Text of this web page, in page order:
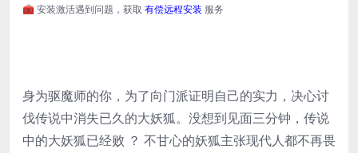
🧰 安装激活遇到问题，获取 有偿远程安装 服务
身为驱魔师的你，为了向门派证明自己的实力，决心讨
伐传说中消失已久的大妖狐。没想到见面三分钟，传说
中的大妖狐已经败 ？ 不甘心的妖狐主张现代人都不再畏